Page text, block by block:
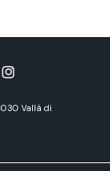
Vallà di